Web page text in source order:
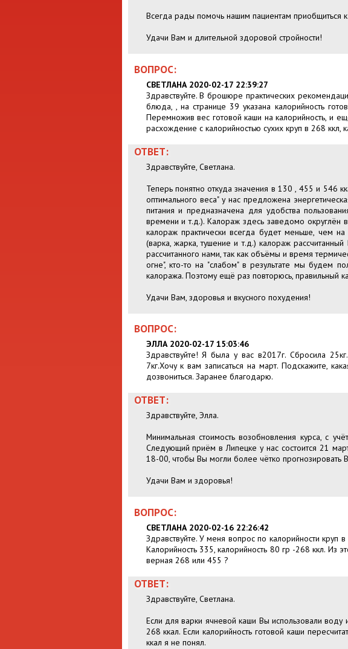
Всегда рады помочь нашим пациентам приобщиться к
Удачи Вам и длительной здоровой стройности!
ВОПРОС:
СВЕТЛАНА 2020-02-17 22:39:27
Здравствуйте. В брошюре практических
блюда, , на странице 39 указана калорийность
Перемножив вес готовой каши на калорийность, и
расхождение с калорийностью сухих круп в 268 ккл,
ОТВЕТ:
Здравствуйте, Светлана.
Теперь понятно откуда значения в 130 , 455 и 546
оптимального веса" у нас предложена
питания и предназначена для удобства
времени и т.д.). Калораж здесь заведомо округлён
калораж практически всегда будет меньше, чем
(варка, жарка, тушение и т.д.) калораж
рассчитанного нами, так как объёмы и время
огне", кто-то на "слабом" в результате мы будем
калоража. Поэтому ещё раз повторюсь, правильный
Удачи Вам, здоровья и вкусного похудения!
ВОПРОС:
ЭЛЛА 2020-02-17 15:03:46
Здравствуйте! Я была у вас в2017г. Сбросила
7кг.Хочу к вам записаться на март. Подскажите,
дозвониться. Заранее благодарю.
ОТВЕТ:
Здравствуйте, Элла.
Минимальная стоимость возобновления курса, с
Следующий приём в Липецке у нас состоится 21
18-00, чтобы Вы могли более чётко
Удачи Вам и здоровья!
ВОПРОС:
СВЕТЛАНА 2020-02-16 22:26:42
Здравствуйте. У меня вопрос по калорийности
Калорийность 335, калорийность 80 гр -268 ккл. Из
верная 268 или 455 ?
ОТВЕТ:
Здравствуйте, Светлана.
Если для варки ячневой каши Вы использовали
268 ккал. Если калорийность готовой каши
ккал я не понял.